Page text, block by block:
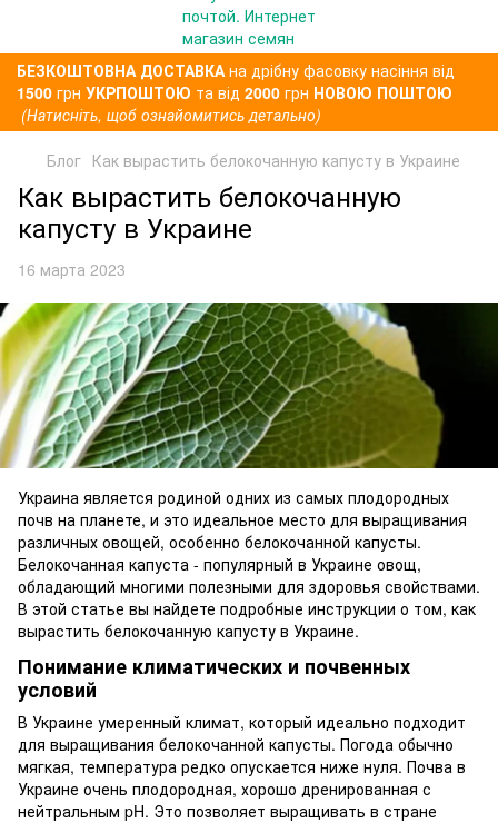
БЕЗКОШТОВНА ДОСТАВКАна дрібну фасовку насіння від
1500 грн УКРПОШТОЮ та від 2000 грн НОВОЮ ПОШТОЮ
(Натисніть, щоб ознайомитись детально)
Блог Как вырастить белокочанную капусту в Украине
Как вырастить белокочанную
капусту в Украине
16 марта 2023
Украина является родиной одних из самых плодородных
почв на планете, и это идеальное место для выращивания
различных овощей, особенно белокочанной капусты.
Белокочанная капуста - популярный в Украине овощ,
обладающий многими полезными для здоровья свойствами.
В этой статье вы найдете подробные инструкции о том, как
вырастить белокочанную капусту в Украине.
Понимание климатических и почвенных
условий
В Украине умеренный климат, который идеально подходит
для выращивания белокочанной капусты. Погода обычно
мягкая, температура редко опускается ниже нуля. Почва в
Украине очень плодородная, хорошо дренированная с
нейтральным pH. Это позволяет выращивать в стране